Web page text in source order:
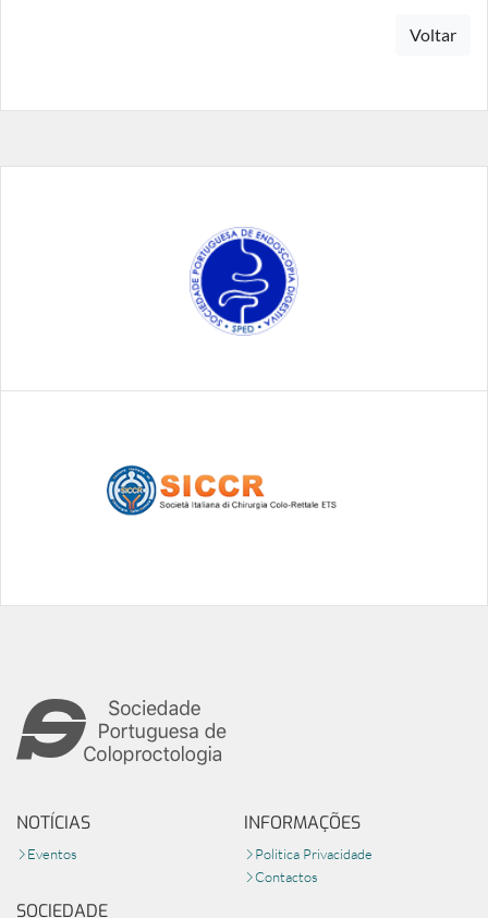
Voltar
INFORMAÇÕES
Politica Privacidade
Contactos
NOTÍCIAS
Eventos
SOCIEDADE